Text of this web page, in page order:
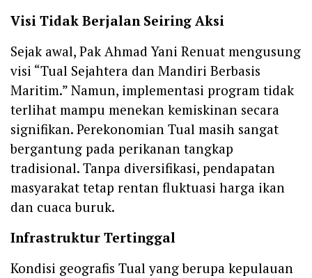
Visi Tidak Berjalan Seiring Aksi
Sejak awal, Pak Ahmad Yani Renuat mengusung
visi “Tual Sejahtera dan Mandiri Berbasis
Maritim.” Namun, implementasi program tidak
terlihat mampu menekan kemiskinan secara
signifikan. Perekonomian Tual masih sangat
bergantung pada perikanan tangkap
tradisional. Tanpa diversifikasi, pendapatan
masyarakat tetap rentan fluktuasi harga ikan
dan cuaca buruk.
Infrastruktur Tertinggal
Kondisi geografis Tual yang berupa kepulauan